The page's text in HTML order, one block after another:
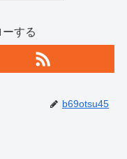
する
b69otsu45